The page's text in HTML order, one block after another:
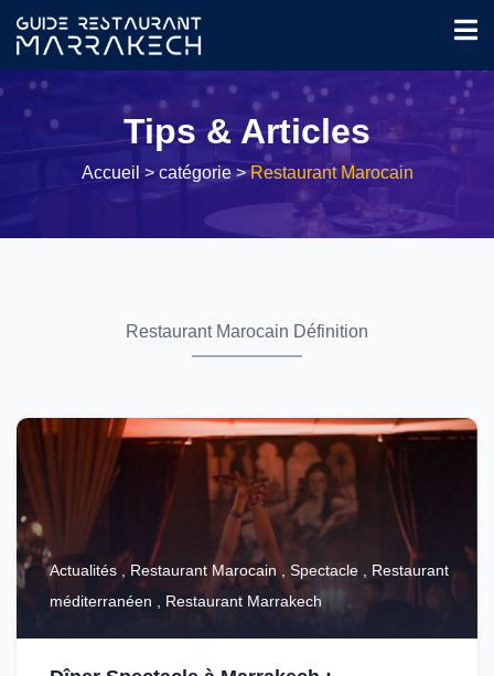
Tips & Articles
Accueil> catégorie >Restaurant Marocain
Restaurant Marocain Définition
Actualités , Restaurant Marocain , Spectacle , Restaurant
méditerranéen , Restaurant Marrakech